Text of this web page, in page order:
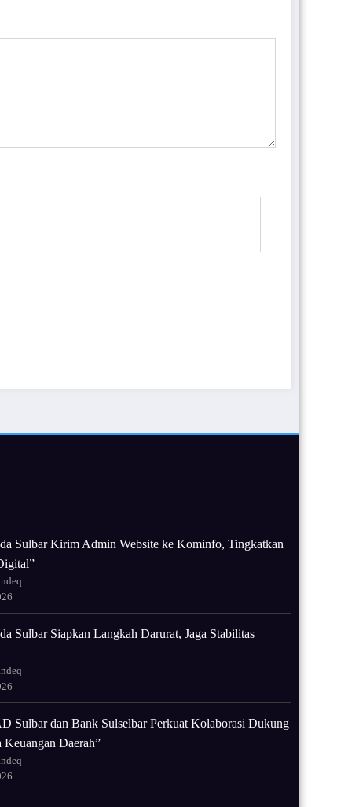
Sulbar Kirim Admin Website ke Kominfo, Tingkatkan
Sulbar Siapkan Langkah Darurat, Jaga Stabilitas
Sulbar dan Bank Sulselbar Perkuat Kolaborasi Dukung
Keuangan Daerah”